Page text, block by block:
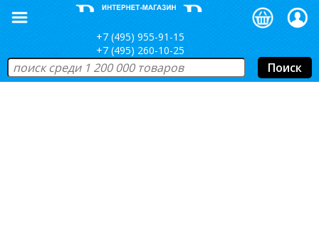
+7 (495) 955-91-15
+7 (495) 260-10-25